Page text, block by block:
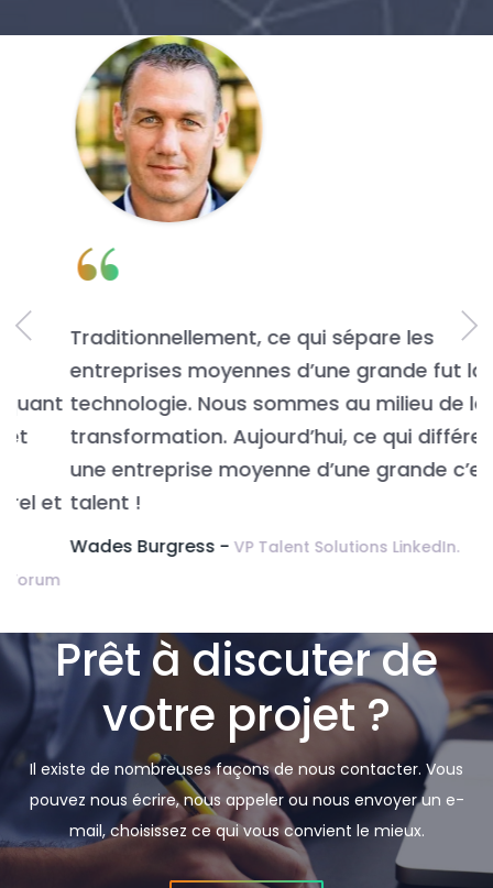
“
Traditionnellement, ce qui sépare les
entreprises moyennes d’une grande fut la
technologie. Nous sommes au milieu de la
transformation. Aujourd’hui, ce qui différencie
une entreprise moyenne d’une grande c’est le
talent !
Wades Burgress -VP Talent Solutions LinkedIn.
Prêt à discuter de
votre projet ?
Il existe de nombreuses façons de nous contacter. Vous
pouvez nous écrire, nous appeler ou nous envoyer un e-
mail, choisissez ce qui vous convient le mieux.